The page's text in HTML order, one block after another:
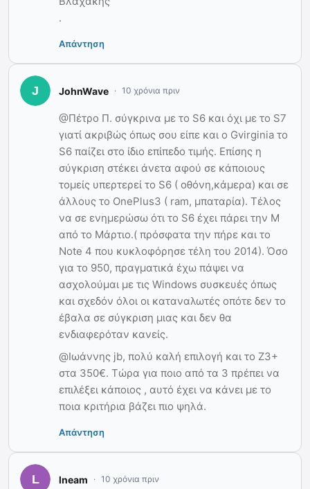
.
Απάντηση
JohnWave 10 χρόνια πριν
@Πέτρο Π. σύγκρινα με το S6 και όχι με το S7
γιατί ακριβώς όπως σου είπε και o Gvirginia το
S6 παίζει στο ίδιο επίπεδο τιμής. Eπίσης η
σύγκριση στέκει άνετα αφού σε κάποιους
τομείς υπερτερεί το S6 ( oθόνη,κάμερα) και σε
άλλους το OnePlus3 ( ram, μπαταρία). Τέλος
να σε ενημερώσω ότι το S6 έχει πάρει την Μ
από το Μάρτιο.( πρόσφατα την πήρε και το
Νote 4 που κυκλοφόρησε τέλη του 2014). Όσο
για το 950, πραγματικά έχω πάψει να
ασχολούμαι με τις Windows συσκευές όπως
και σχεδόν όλοι οι καταναλωτές οπότε δεν το
έβαλα σε σύγκριση μιας και δεν θα
ενδιαφερόταν κανείς.
@Ιωάννης jb, πολύ καλή επιλογή και το Ζ3+
στα 350€. Τώρα για ποιο από τα 3 πρέπει να
επιλέξει κάποιος , αυτό έχει να κάνει με το
ποια κριτήρια βάζει πιο ψηλά.
Απάντηση
lneam 10 χρόνια πριν